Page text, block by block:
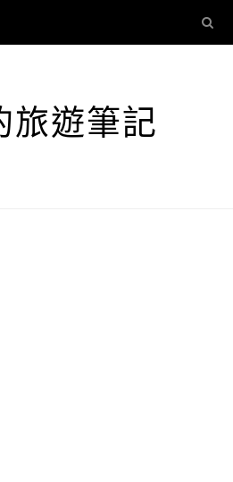
旅遊筆記